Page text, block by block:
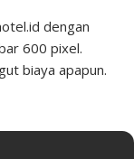
dengan
600 pixel.
biaya apapun.